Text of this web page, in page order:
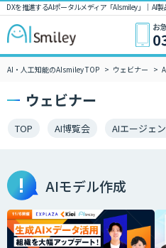
DXを推進するAIポータルメディア「AIsmiley」｜ AI
AI・人工知能のAIsmiley TOP ウェビナー
ウェビナー
TOP AI博覧会 AIエージェ
AIモデル作成